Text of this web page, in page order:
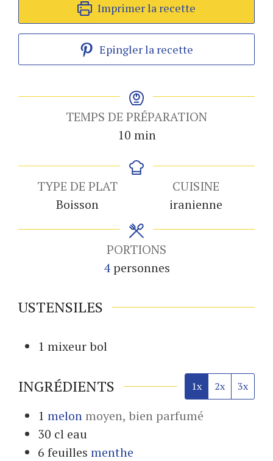
Imprimer la recette
Epingler la recette
TEMPS DE PRÉPARATION
10minutes
min
TYPE DE PLAT
Boisson
CUISINE
iranienne
PORTIONS
4 personnes
USTENSILES
1 mixeurbol
INGRÉDIENTS 1x 2x 3x
1 melonmoyen, bien parfumé
30 cl eau
6 feuilles menthe